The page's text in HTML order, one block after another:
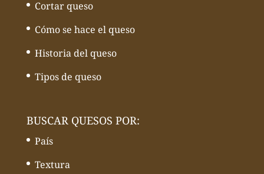
Cortar queso
Cómo se hace el queso
Historia del queso
Tipos de queso
BUSCAR QUESOS POR:
País
Textura